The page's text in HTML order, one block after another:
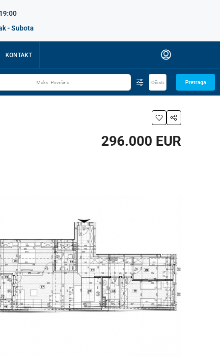
- Subota
KONTAKT
Očisti Pretraga
296.000 EUR